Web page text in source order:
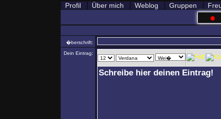
Profil Über mich Weblog Gruppen
●
�berschrift:
Dein Eintrag: